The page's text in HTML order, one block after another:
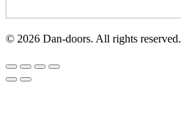
© 2026 Dan-doors. All rights reserved.